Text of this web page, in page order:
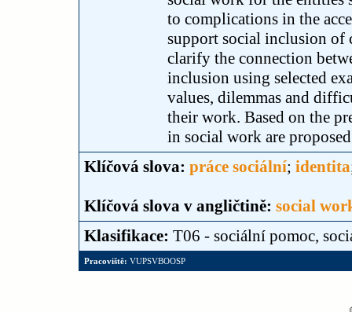
to complications in the
support social inclusion of
clarify the connection
inclusion using selected
values, dilemmas and
their work. Based on the
in social work are
Klíčová slova: práce sociální; identita
Klíčová slova v angličtině: social
Klasifikace: T06 - sociální pomoc,
Pracoviště: VUPSVBOOSP